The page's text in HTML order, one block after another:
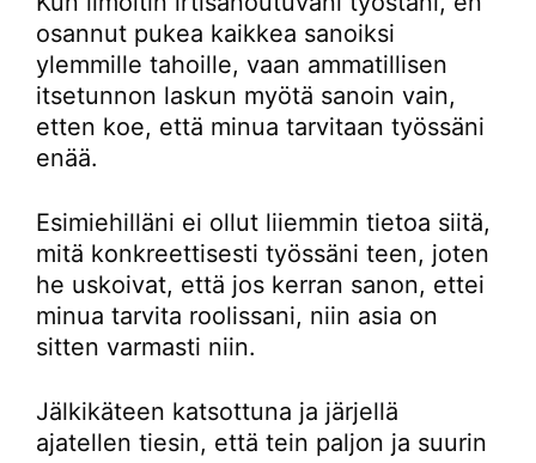
osannut pukea kaikkea sanoiksi
ylemmille tahoille, vaan ammatillisen
itsetunnon laskun myötä sanoin vain,
etten koe, että minua tarvitaan työssäni
enää.
Esimiehilläni ei ollut liiemmin tietoa siitä,
mitä konkreettisesti työssäni teen, joten
he uskoivat, että jos kerran sanon, ettei
minua tarvita roolissani, niin asia on
sitten varmasti niin.
Jälkikäteen katsottuna ja järjellä
ajatellen tiesin, että tein paljon ja suurin